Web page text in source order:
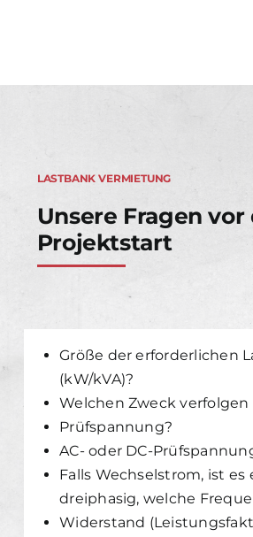
LASTBANK VERMIETUNG
Unsere Fragen vor
Projektstart
Größe der erforderlichen
(kW/kVA)?
Welchen Zweck verfolgen
Prüfspannung?
AC- oder DC-
Falls Wechselstrom, ist es
dreiphasig, welche
Widerstand